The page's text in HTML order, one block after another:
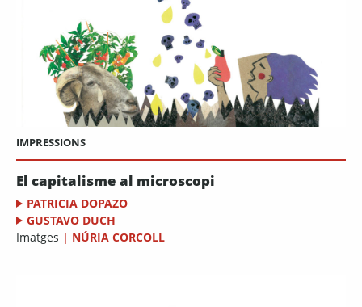
IMPRESSIONS
El capitalisme al microscopi
PATRICIA DOPAZO
GUSTAVO DUCH
Imatges | NÚRIA CORCOLL